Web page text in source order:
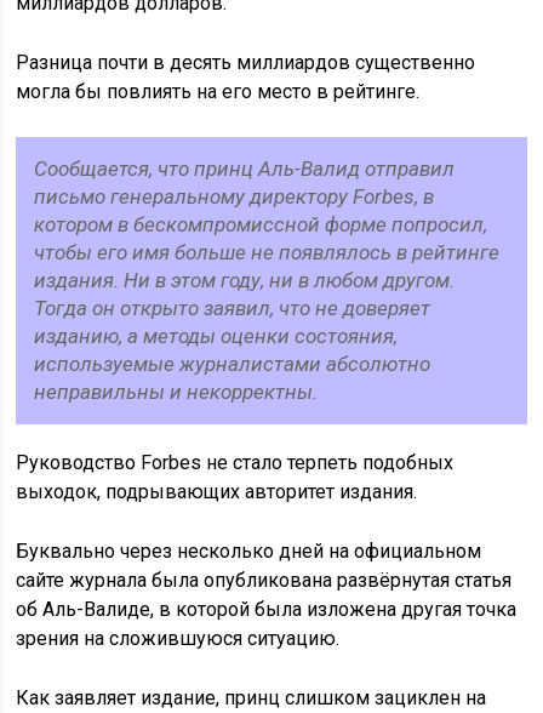
Разница почти в десять миллиардов существенно
могла бы повлиять на его место в рейтинге.
Сообщается, что принц Аль-Валид отправил
письмо генеральному директору Forbes, в
котором в бескомпромиссной форме попросил,
чтобы его имя больше не появлялось в рейтинге
издания. Ни в этом году, ни в любом другом.
Тогда он открыто заявил, что не доверяет
изданию, а методы оценки состояния,
используемые журналистами абсолютно
неправильны и некорректны.
Руководство Forbes не стало терпеть подобных
выходок, подрывающих авторитет издания.
Буквально через несколько дней на официальном
сайте журнала была опубликована развёрнутая статья
об Аль-Валиде, в которой была изложена другая точка
зрения на сложившуюся ситуацию.
Как заявляет издание, принц слишком зациклен на